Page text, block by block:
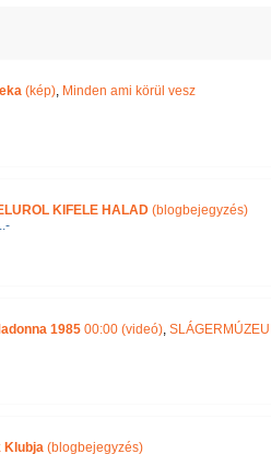
(kép), Minden ami körül vesz
KIFELE HALAD (blogbejegyzés)
1985 00:00 (videó),
Klubja (blogbejegyzés)